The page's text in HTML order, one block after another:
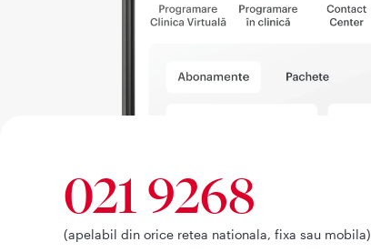
021 9268
(apelabil din orice retea nationala, fixa sau mobila)